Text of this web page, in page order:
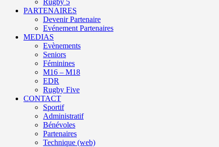
Rugby 5
PARTENAIRES
Devenir Partenaire
Evénement Partenaires
MEDIAS
Evènements
Seniors
Féminines
M16 – M18
EDR
Rugby Five
CONTACT
Sportif
Administratif
Bénévoles
Partenaires
Technique (web)